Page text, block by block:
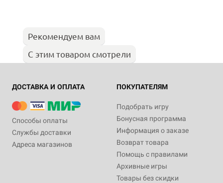
Рекомендуем вам
С этим товаром смотрели
ДОСТАВКА И ОПЛАТА
Способы оплаты
Службы доставки
Адреса магазинов
ПОКУПАТЕЛЯМ
Подобрать игру
Бонусная программа
Информация о заказе
Возврат товара
Помощь с правилами
Архивные игры
Товары без скидки